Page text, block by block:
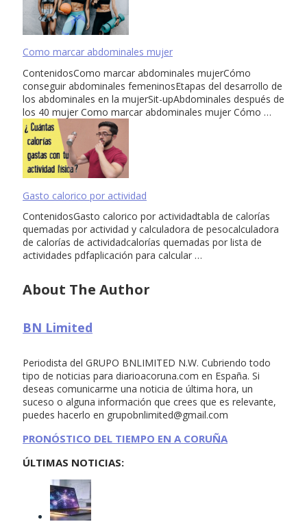
Como marcar abdominales mujer
ContenidosComo marcar abdominales mujerCómo
conseguir abdominales femeninosEtapas del desarrollo de
los abdominales en la mujerSit-upAbdominales después de
los 40 mujer Como marcar abdominales mujer Cómo …
Gasto calorico por actividad
ContenidosGasto calorico por actividadtabla de calorías
quemadas por actividad y calculadora de pesocalculadora
de calorías de actividadcalorías quemadas por lista de
actividades pdfaplicación para calcular …
About The Author
BN Limited
Periodista del GRUPO BNLIMITED N.W. Cubriendo todo
tipo de noticias para diarioacoruna.com en España. Si
deseas comunicarme una noticia de última hora, un
suceso o alguna información que crees que es relevante,
puedes hacerlo en grupobnlimited@gmail.com
PRONÓSTICO DEL TIEMPO EN A CORUÑA
ÚLTIMAS NOTICIAS: